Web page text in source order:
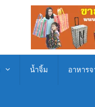
น้ำจิ้ม อาหาร